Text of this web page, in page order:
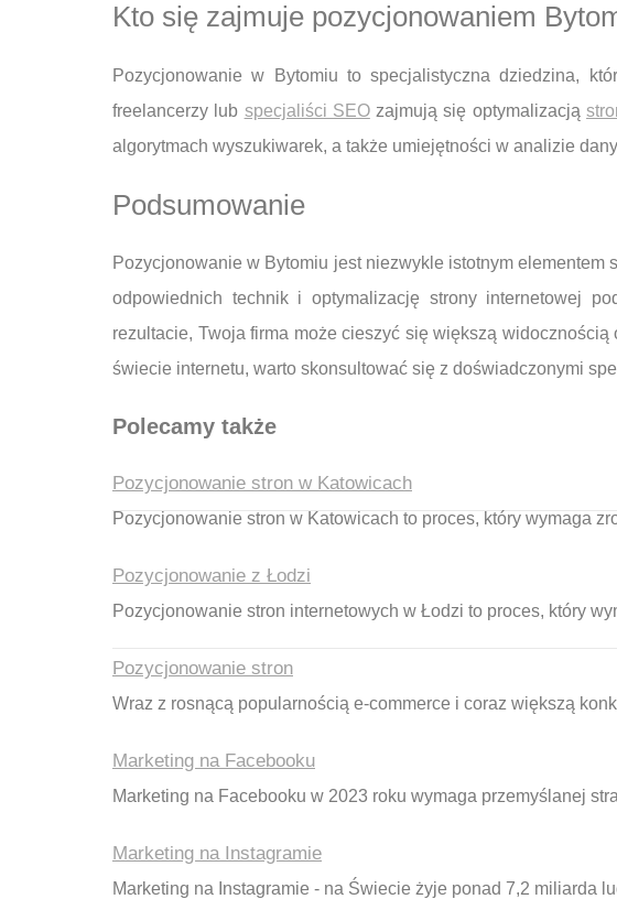
Kto się zajmuje pozycjonowaniem
Pozycjonowanie w Bytomiu to specjalistyczna dziedzina,
freelancerzy lub specjaliści SEOzajmują się optymalizacją
algorytmach wyszukiwarek, a także umiejętności w analizie
Podsumowanie
Pozycjonowanie w Bytomiu jest niezwykle istotnym
odpowiednich technik i optymalizację strony internetowej
rezultacie, Twoja firma może cieszyć się większą
świecie internetu, warto skonsultować się z doświadczonymi
Polecamy także
Pozycjonowanie stron w Katowicach
Pozycjonowanie stron w Katowicach to proces, który wymaga
Pozycjonowanie z Łodzi
Pozycjonowanie stron internetowych w Łodzi to proces, który
Pozycjonowanie stron
Wraz z rosnącą popularnością e-commerce i coraz większą
Marketing na Facebooku
Marketing na Facebooku w 2023 roku wymaga przemyślanej
Marketing na Instagramie
Marketing na Instagramie - na Świecie żyje ponad 7,2 miliarda